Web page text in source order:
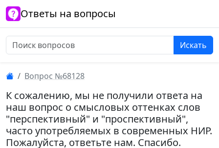
Ответы на вопросы
Искать
Вопрос №68128
К сожалению, мы не получили ответа на
наш вопрос о смысловых оттенках слов
"перспективный" и "проспективный",
часто употребляемых в современных НИР.
Пожалуйста, ответьте нам. Спасибо.